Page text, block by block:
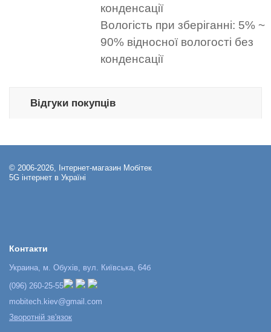
конденсації
Вологість при зберіганні: 5% ~
90% відносної вологості без
конденсації
Відгуки покупців
© 2006-2026, Інтернет-магазин Мобітек
5G інтернет в Україні
Контакти
Украина, м. Обухів, вул. Київська, 64б
(096) 260-25-55
mobitech.kiev@gmail.com
Зворотній зв'язок